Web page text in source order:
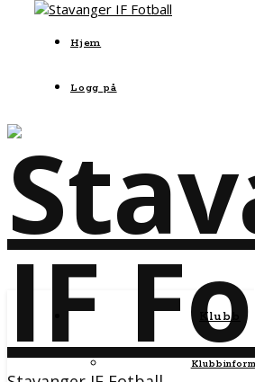
Hjem
Logg på
Klubb